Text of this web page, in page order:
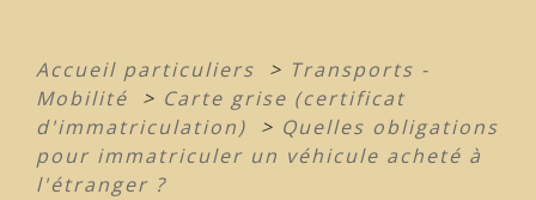
Accueil particuliers > Transports -
Mobilité
> Carte grise (certificat
d'immatriculation)
> Quelles obligations
pour immatriculer un véhicule acheté à
l'étranger ?